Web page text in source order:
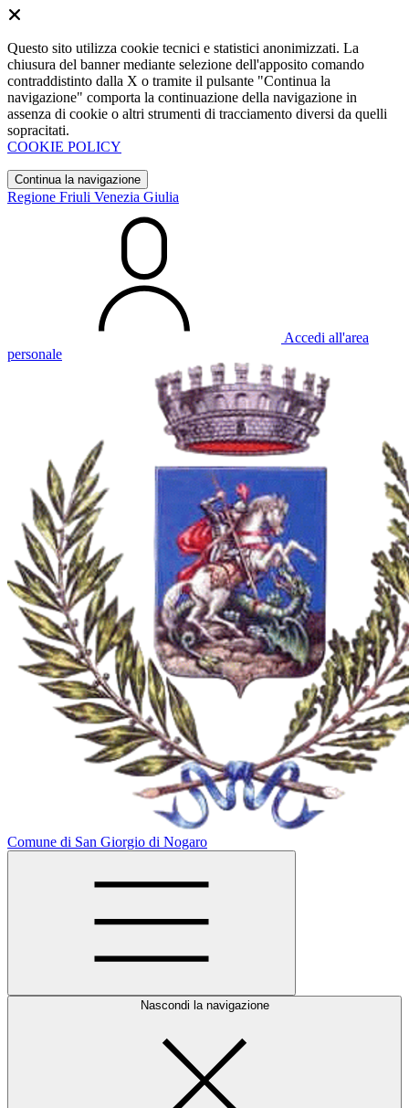
Questo sito utilizza cookie tecnici e statistici anonimizzati. La
chiusura del banner mediante selezione dell'apposito comando
contraddistinto dalla X o tramite il pulsante "Continua la
navigazione" comporta la continuazione della navigazione in
assenza di cookie o altri strumenti di tracciamento diversi da quelli
sopracitati.
COOKIE POLICY
Continua la navigazione
Regione Friuli Venezia Giulia
Accedi all'area
personale
Comune di San Giorgio di Nogaro
Nascondi la navigazione